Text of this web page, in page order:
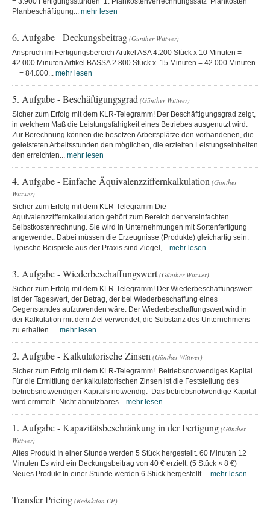
Planbeschäftigung... mehr lesen
6. Aufgabe - Deckungsbeitrag (Günther Wittwer)
Anspruch im Fertigungsbereich Artikel ASA 4.200 Stück x 10 Minuten =
42.000 Minuten Artikel BASSA 2.800 Stück x 15 Minuten = 42.000 Minuten
= 84.000... mehr lesen
5. Aufgabe - Beschäftigungsgrad (Günther Wittwer)
Sicher zum Erfolg mit dem KLR-Telegramm! Der Beschäftigungsgrad zeigt,
in welchem Maß die Leistungsfähigkeit eines Betriebes ausgenutzt wird.
Zur Berechnung können die besetzen Arbeitsplätze den vorhandenen, die
geleisteten Arbeitsstunden den möglichen, die erzielten Leistungseinheiten
den erreichten... mehr lesen
4. Aufgabe - Einfache Äquivalenzziffernkalkulation (Günther
Wittwer)
Sicher zum Erfolg mit dem KLR-Telegramm Die
Äquivalenzziffernkalkulation gehört zum Bereich der vereinfachten
Selbstkostenrechnung. Sie wird in Unternehmungen mit Sortenfertigung
angewendet. Dabei müssen die Erzeugnisse (Produkte) gleichartig sein.
Typische Beispiele aus der Praxis sind Ziegel,... mehr lesen
3. Aufgabe - Wiederbeschaffungswert (Günther Wittwer)
Sicher zum Erfolg mit dem KLR-Telegramm! Der Wiederbeschaffungswert
ist der Tageswert, der Betrag, der bei Wiederbeschaffung eines
Gegenstandes aufzuwenden wäre. Der Wiederbeschaffungswert wird in
der Kalkulation mit dem Ziel verwendet, die Substanz des Unternehmens
zu erhalten. ... mehr lesen
2. Aufgabe - Kalkulatorische Zinsen (Günther Wittwer)
Sicher zum Erfolg mit dem KLR-Telegramm! Betriebsnotwendiges Kapital
Für die Ermittlung der kalkulatorischen Zinsen ist die Feststellung des
betriebsnotwendigen Kapitals notwendig. Das betriebsnotwendige Kapital
wird ermittelt: Nicht abnutzbares... mehr lesen
1. Aufgabe - Kapazitätsbeschränkung in der Fertigung (Günther
Wittwer)
Altes Produkt In einer Stunde werden 5 Stück hergestellt. 60 Minuten 12
Minuten Es wird ein Deckungsbeitrag von 40 € erzielt. (5 Stück × 8 €)
Neues Produkt In einer Stunde werden 6 Stück hergestellt.... mehr lesen
Transfer Pricing (Redaktion CP)